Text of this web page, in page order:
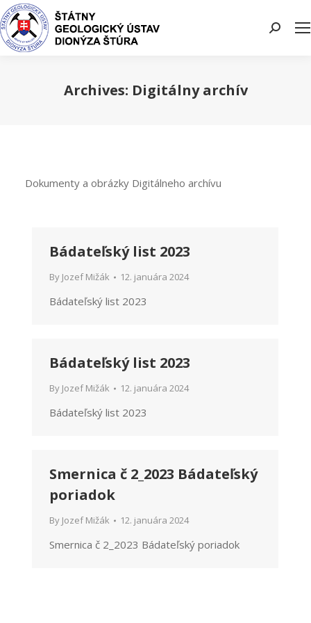
Search:
Archives: Digitálny archív
Dokumenty a obrázky Digitálneho archívu
Bádateľský list 2023
By Jozef Mižák 12. januára 2024
Bádateľský list 2023
Bádateľský list 2023
By Jozef Mižák 12. januára 2024
Bádateľský list 2023
Smernica č 2_2023 Bádateľský
poriadok
By Jozef Mižák 12. januára 2024
Smernica č 2_2023 Bádateľský poriadok